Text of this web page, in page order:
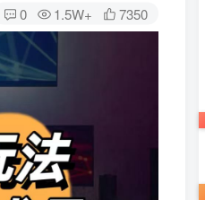
0 1.5W+ 7350